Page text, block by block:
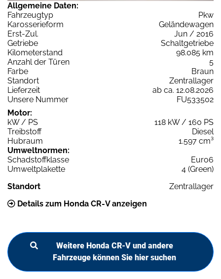
Allgemeine Daten:
Fahrzeugtyp
Pkw
Karosserieform
Geländewagen
Erst-Zul.
Jun / 2016
Getriebe
Schaltgetriebe
Kilometerstand
98.085 km
Anzahl der Türen
5
Farbe
Braun
Standort
Zentrallager
Lieferzeit
ab ca. 12.08.2026
Unsere Nummer
FU533502
Motor:
kW / PS
118 kW / 160 PS
Treibstoff
Diesel
Hubraum
1.597 cm³
Umweltnormen:
Schadstoffklasse
Euro6
Umweltplakette
4 (Green)
Standort
Zentrallager
Details zum Honda CR-V anzeigen
Weitere Honda CR-V und andere
Fahrzeuge können Sie hier suchen